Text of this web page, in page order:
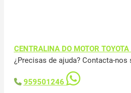
CENTRALINA DO MOTOR
¿Precisas de ajuda? Contacta-
959501246